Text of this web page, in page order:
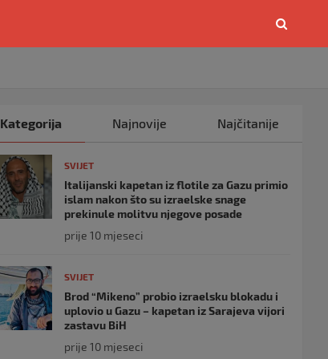
Kategorija Najnovije Najčitanije
SVIJET
Italijanski kapetan iz flotile za Gazu primio
islam nakon što su izraelske snage
prekinule molitvu njegove posade
prije 10 mjeseci
SVIJET
Brod “Mikeno” probio izraelsku blokadu i
uplovio u Gazu – kapetan iz Sarajeva vijori
zastavu BiH
prije 10 mjeseci